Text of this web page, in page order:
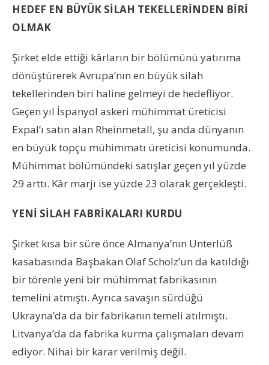
HEDEF EN BÜYÜK SİLAH TEKELLERİNDEN BİRİ
OLMAK
Şirket elde ettiği kârların bir bölümünü yatırıma
dönüştürerek Avrupa’nın en büyük silah
tekellerinden biri haline gelmeyi de hedefliyor.
Geçen yıl İspanyol askeri mühimmat üreticisi
Expal’ı satın alan Rheinmetall, şu anda dünyanın
en büyük topçu mühimmatı üreticisi konumunda.
Mühimmat bölümündeki satışlar geçen yıl yüzde
29 arttı. Kâr marjı ise yüzde 23 olarak gerçekleşti.
YENİ SİLAH FABRİKALARI KURDU
Şirket kısa bir süre önce Almanya’nın Unterlüß
kasabasında Başbakan Olaf Scholz’un da katıldığı
bir törenle yeni bir mühimmat fabrikasının
temelini atmıştı. Ayrıca savaşın sürdüğü
Ukrayna’da da bir fabrikanın temeli atılmıştı.
Litvanya’da da fabrika kurma çalışmaları devam
ediyor. Nihai bir karar verilmiş değil.